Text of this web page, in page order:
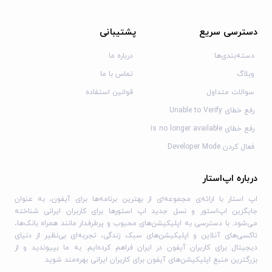
اشتراک بگذارید
ماژول آربِجیاتور با قابلیت نگه‌داشتن نت و قفل آکورد
فوری
شکل‌های انتخابی و رفتار فعال‌سازی پاکت
نقشه‌برداری آسان MIDI CC
حالت بازی برای تعامل آسان‌تر با پنل و کیبورد
پشتیبانی
تمام دستگاه‌های iOS 64-bit
افزونه‌های AUv3 Audio Unit (شامل GarageBand)
دسترسی سریع
دسته‌بندی‌ها
وبلاگ
سوالات متداول
رفع خطای Unable to Verify
رفع خطای is no longer available
فعال کردن Developer Mode
پشتیبانی
درباره ما
تماس با ما
قوانین استفاده
درباره اپ‌استار
اپ استار با ارائه‌ی مجموعه‌ای از بهترین برنامه‌ها برای آیفون، به عنوان
جایگزین اپ‌استور و نسل جدید اپ استورها برای کاربران ایرانی شناخته
می‌شود. با دسترسی به اپلیکیشن‌های محبوب و پرطرفدار مانند همراه بانک‌ها،
تاکسی‌های آنلاین و اپلیکیشن‌های سبک زندگی، تجربه‌ای بی‌نظیر از دنیای
دیجیتال برای کاربران آیفون در ایران فراهم کرده‌ایم. به ما بپیوندید و از
بزرگترین منبع اپلیکیشن‌های آیفون برای کاربران ایرانی بهره‌مند شوید.